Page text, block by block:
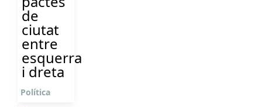
de
ciutat
entre
esquerra
i dreta
Política